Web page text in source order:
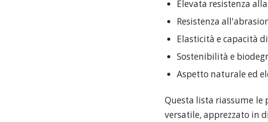
Elevata resistenza
Resistenza
Elasticità e capacità
Sostenibilità e
Aspetto naturale ed
Questa lista riassume
versatile, apprezzato in